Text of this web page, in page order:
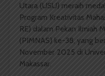
Utara (USU) meraih
Program Kreativitas
RE) dalam Pekan Ilmiah
(PIMNAS) ke-38, yang
November 2025 di
Makassar.